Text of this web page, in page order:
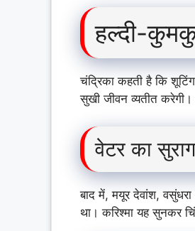
हल्दी-
चंद्रिका कहती है कि
सुखी जीवन व्यतीत करेगी।
वेटर का
बाद में, मयूर देवांश,
था। करिश्मा यह सुनकर